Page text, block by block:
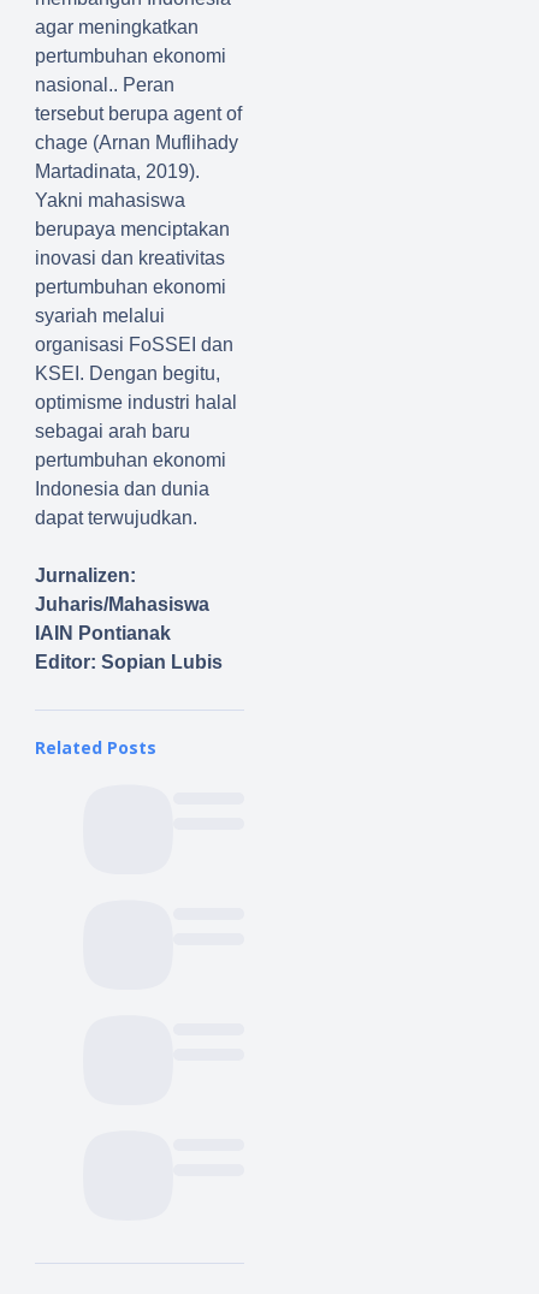
agar meningkatkan
pertumbuhan ekonomi
nasional.. Peran
tersebut berupa agent of
chage (Arnan Muflihady
Martadinata, 2019).
Yakni mahasiswa
berupaya menciptakan
inovasi dan kreativitas
pertumbuhan ekonomi
syariah melalui
organisasi FoSSEI dan
KSEI. Dengan begitu,
optimisme industri halal
sebagai arah baru
pertumbuhan ekonomi
Indonesia dan dunia
dapat terwujudkan.
Jurnalizen:
Juharis/Mahasiswa
IAIN Pontianak
Editor: Sopian Lubis
Related Posts